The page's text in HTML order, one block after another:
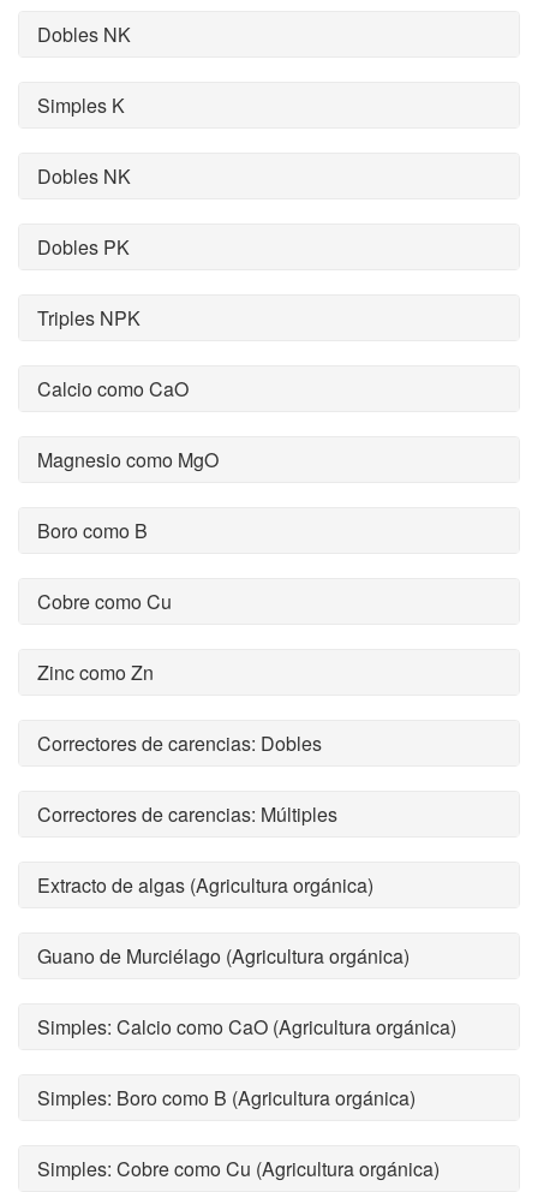
Dobles NK
Simples K
Dobles NK
Dobles PK
Triples NPK
Calcio como CaO
Magnesio como MgO
Boro como B
Cobre como Cu
Zinc como Zn
Correctores de carencias: Dobles
Correctores de carencias: Múltiples
Extracto de algas (Agricultura orgánica)
Guano de Murciélago (Agricultura orgánica)
Simples: Calcio como CaO (Agricultura orgánica)
Simples: Boro como B (Agricultura orgánica)
Simples: Cobre como Cu (Agricultura orgánica)